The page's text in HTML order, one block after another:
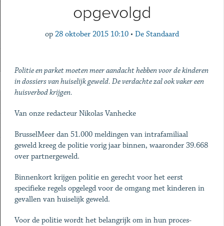
opgevolgd
op 28 oktober 2015 10:10 • De Standaard
Politie en parket moeten meer aandacht hebben voor de kinderen
in dossiers van huiselijk geweld. De verdachte zal ook vaker een
huisverbod krijgen.
Van onze redacteur Nikolas Vanhecke
BrusselMeer dan 51.000 meldingen van intrafamiliaal
geweld kreeg de politie vorig jaar binnen, waaronder 39.668
over partnergeweld.
Binnenkort krijgen politie en gerecht voor het eerst
specifieke regels opgelegd voor de omgang met kinderen in
gevallen van huiselijk geweld.
Voor de politie wordt het belangrijk om in hun proces-